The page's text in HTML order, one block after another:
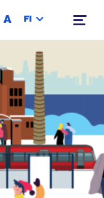
A FI